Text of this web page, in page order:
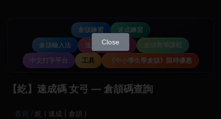
倉頡練習
速成練習
倉頡輸入法
速成輸入法教學
倉頡教學課程
中文打字平台
工具 《中小學生學倉頡》限時優惠
【紇】速成碼 女弓 — 倉頡碼查詢
首頁 紇 ( 速成 | 倉頡 )
Close